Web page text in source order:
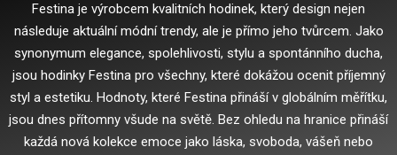
Festina je výrobcem kvalitních hodinek, který design nejen
následuje aktuální módní trendy, ale je přímo jeho tvůrcem. Jako
synonymum elegance, spolehlivosti, stylu a spontánního ducha,
jsou hodinky Festina pro všechny, které dokážou ocenit příjemný
styl a estetiku. Hodnoty, které Festina přináší v globálním měřítku,
jsou dnes přítomny všude na světě. Bez ohledu na hranice přináší
každá nová kolekce emoce jako láska, svoboda, vášeň nebo